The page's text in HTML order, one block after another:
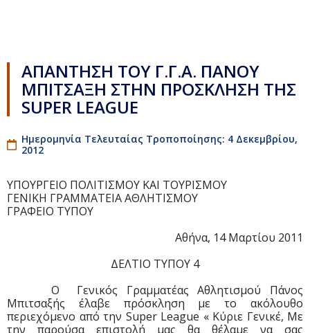
ΑΠΑΝΤΗΣΗ ΤΟΥ Γ.Γ.Α. ΠΑΝΟΥ
ΜΠΙΤΣΑΞΗ ΣΤΗΝ ΠΡΟΣΚΛΗΣΗ ΤΗΣ
SUPER LEAGUE
Ημερομηνία Τελευταίας Τροποποίησης: 4 Δεκεμβρίου,
2012
ΥΠΟΥΡΓΕΙΟ ΠΟΛΙΤΙΣΜΟΥ ΚΑΙ ΤΟΥΡΙΣΜΟΥ
ΓΕΝΙΚΗ ΓΡΑΜΜΑΤΕΙΑ ΑΘΛΗΤΙΣΜΟΥ
ΓΡΑΦΕΙΟ ΤΥΠΟΥ
Αθήνα, 14 Μαρτίου 2011
ΔΕΛΤΙΟ ΤΥΠΟΥ 4
Ο Γενικός Γραμματέας Αθλητισμού Πάνος
Μπιτσαξής έλαβε πρόσκληση με το ακόλουθο
περιεχόμενο από την Super League « Κύριε Γενικέ, Με
την παρούσα επιστολή μας θα θέλαμε να σας